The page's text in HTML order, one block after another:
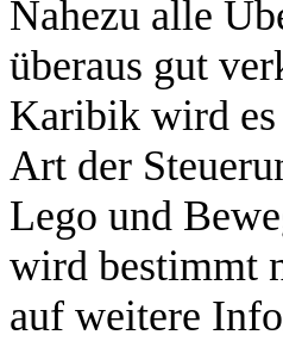
Nahezu alle
überaus gut
Karibik wird es
Art der
Lego und
wird bestimmt
auf weitere